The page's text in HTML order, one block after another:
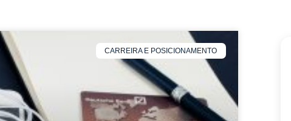
CARREIRA E POSICIONAMENTO